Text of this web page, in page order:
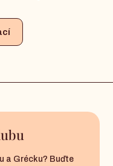
a Grécku? Buďte